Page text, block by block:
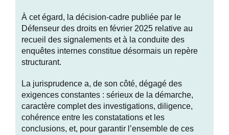
À cet égard, la décision-cadrepubliée par le
Défenseur des droits en février 2025 relative au
recueil des signalements et à la conduite des
enquêtes internes constitue désormais un repère
structurant.
La jurisprudence a, de son côté, dégagé des
exigences constantes : sérieux de la démarche,
caractère complet des investigations, diligence,
cohérence entre les constatations et les
conclusions, et, pour garantir l’ensemble de ces